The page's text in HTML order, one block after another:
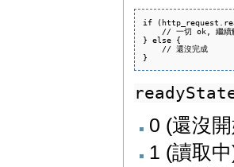
if
// 一切 ok, 繼續
} else {
    // 還沒完成
0 (還沒
1 (讀取